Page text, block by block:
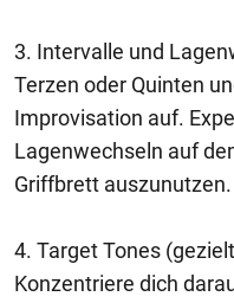
3. Intervalle und
Terzen oder Quinten
Improvisation auf.
Lagenwechseln auf
Griffbrett auszunutzen.
4. Target Tones
Konzentriere dich